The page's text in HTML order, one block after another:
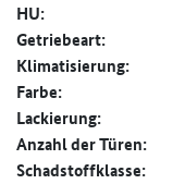
HU:
Getriebeart:
Klimatisierung:
Farbe:
Lackierung:
Anzahl der Türen:
Schadstoffklasse: